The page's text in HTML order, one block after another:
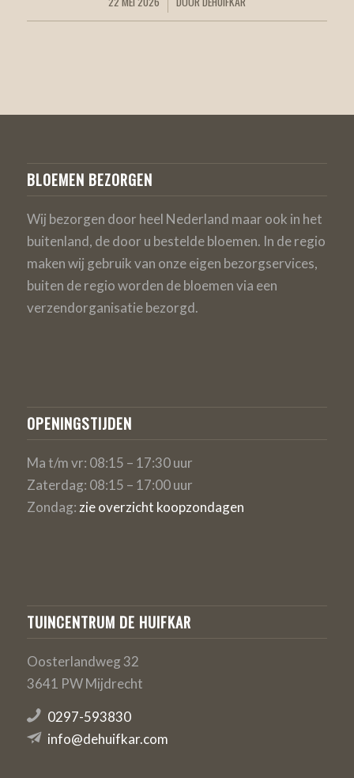
BLOEMEN BEZORGEN
Wij bezorgen door heel Nederland maar ook in het
buitenland, de door u bestelde bloemen. In de regio
maken wij gebruik van onze eigen bezorgservices,
buiten de regio worden de bloemen via een
verzendorganisatie bezorgd.
OPENINGSTIJDEN
Ma t/m vr: 08:15 – 17:30 uur
Zaterdag: 08:15 – 17:00 uur
Zondag: zie overzicht koopzondagen
TUINCENTRUM DE HUIFKAR
Oosterlandweg 32
3641 PW Mijdrecht
0297-593830
info@dehuifkar.com